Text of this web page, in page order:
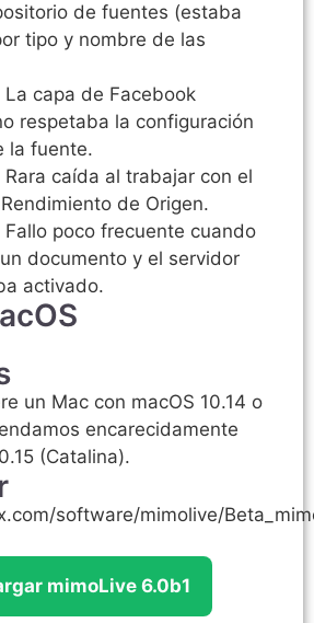
de fuentes (estaba
tipo y nombre de las
La capa de Facebook
respetaba la configuración
la fuente.
Rara caída al trabajar con el
de Origen.
Fallo poco frecuente cuando
documento y el servidor
activado.
un Mac con macOS 10.14 o
encarecidamente
(Catalina).
software/mimolive/
mimoLive 6.0b1